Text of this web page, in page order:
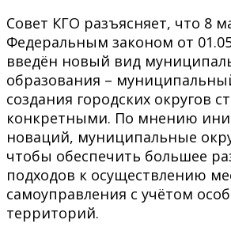
Совет КГО разъясняет, что 8
Федеральным законом от
введён новый вид
образования –
создания городских округов
конкретными. По мнению
новаций, муниципальные
чтобы обеспечить большее
подходов к осуществлению
самоуправления с учётом
территорий.